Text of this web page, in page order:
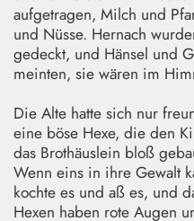
aufgetragen, Milch und
und Nüsse. Hernach
gedeckt, und Hänsel und
meinten, sie wären im
Die Alte hatte sich nur
eine böse Hexe, die den
das Brothäuslein bloß
Wenn eins in ihre Gewalt
kochte es und aß es, und
Hexen haben rote Augen